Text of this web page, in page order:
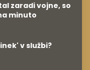
zaradi vojne, so
minuto
v službi?